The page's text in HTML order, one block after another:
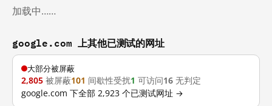
加载中……
google.com 上其他已测试的网址
大部分被屏蔽
2,805 被屏蔽101 间歇性受扰1 可访问16 无判定
google.com 下全部 2,923 个已测试网址 →